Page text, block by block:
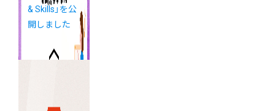
& Skills」を公
開しました